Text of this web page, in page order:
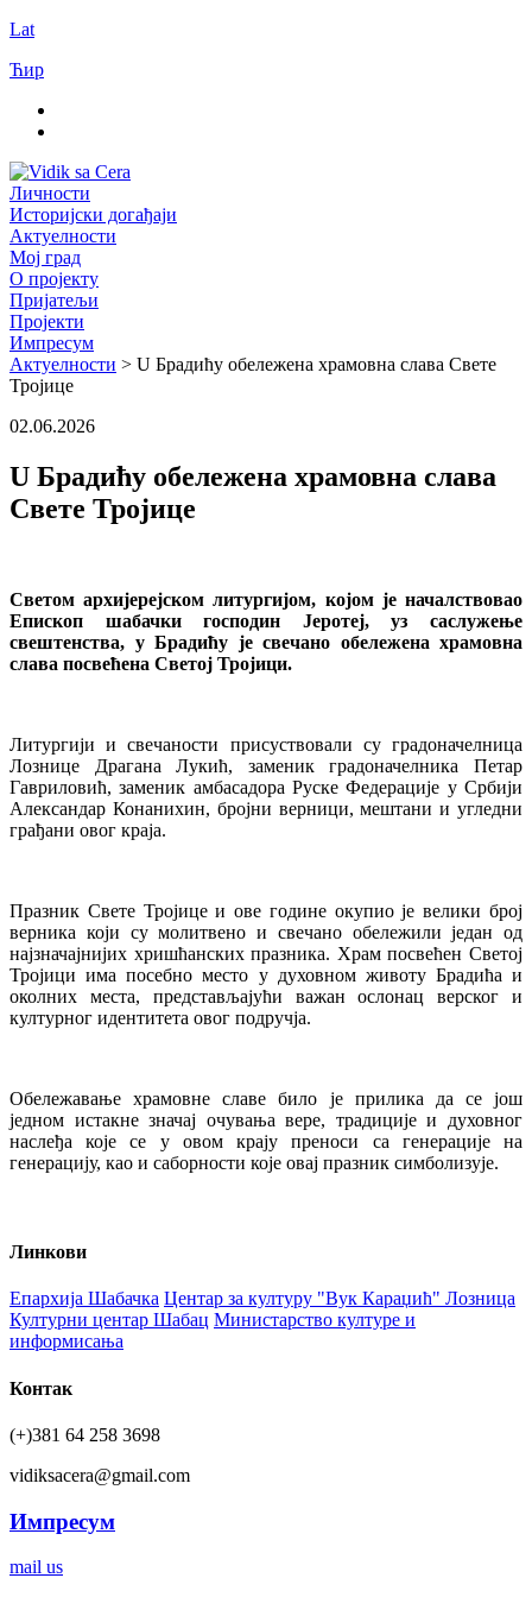
Lat
Ћир
Личности
Историјски догађаји
Актуелности
Мој град
О пројекту
Пријатељи
Пројекти
Импресум
Актуелности > U Брадићу обележена храмовна слава Свете
Тројице
02.06.2026
U Брадићу обележена храмовна слава
Свете Тројице
Светом архијерејском литургијом, којом је началствовао
Епископ шабачки господин Јеротеј, уз саслужење
свештенства, у Брадићу је свечано обележена храмовна
слава посвећена Светој Тројици.
Литургији и свечаности присуствовали су градоначелница
Лознице Драгана Лукић, заменик градоначелника Петар
Гавриловић, заменик амбасадора Руске Федерације у Србији
Александар Конанихин, бројни верници, мештани и угледни
грађани овог краја.
Празник Свете Тројице и ове године окупио је велики број
верника који су молитвено и свечано обележили један од
најзначајнијих хришћанских празника. Храм посвећен Светој
Тројици има посебно место у духовном животу Брадића и
околних места, представљајући важан ослонац верског и
културног идентитета овог подручја.
Обележавање храмовне славе било је прилика да се још
једном истакне значај очувања вере, традиције и духовног
наслеђа које се у овом крају преноси са генерације на
генерацију, као и саборности које овај празник симболизује.
Линкови
Епархија Шабачка Центар за културу "Вук Караџић" Лозница
Културни центар Шабац Министарство културе и
информисања
Контак
(+)381 64 258 3698
vidiksacera@gmail.com
Импресум
mail us